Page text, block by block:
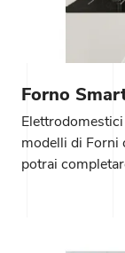
Forno
modelli di Forni
potrai